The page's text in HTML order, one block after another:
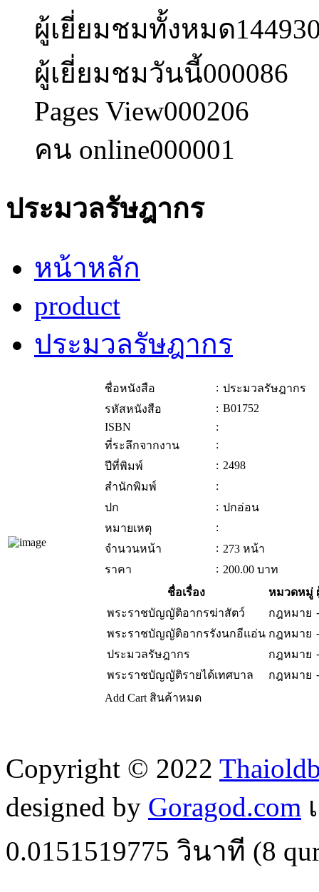
ผู้เยี่ยมชมทั้งหมด
ผู้เยี่ยมชมวันนี้000086
Pages View000206
คน online000001
ประมวลรัษฎากร
หน้าหลัก
product
ประมวลรัษฎากร
ชื่อหนังสือ : ประมวลรัษฎากร
รหัสหนังสือ
: B01752
ISBN
:
ที่ระลึกจากงาน
:
ปีที่พิมพ์
: 2498
สำนักพิมพ์
:
ปก
: ปกอ่อน
หมายเหตุ
:
จำนวนหน้า
: 273 หน้า
ราคา
: 200.00 บาท
ชื่อเรื่อง
หมวดหมู่
พระราชบัญญัติอากรฆ่าสัตว์
กฎหมาย -
พระราชบัญญัติอากรรังนกอีแอ่น กฎหมาย -
ประมวลรัษฎากร
กฎหมาย -
พระราชบัญญัติรายได้เทศบาล
กฎหมาย -
Add Cart สินค้าหมด
Copyright © 2022
designed by Goragod.com
0.0151519775 วินาที (8